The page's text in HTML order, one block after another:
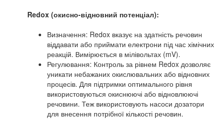
Redox (окисно-відновний потенціал):
Визначення: Redox вказує на здатність речовин
віддавати або приймати електрони під час хімічних
реакцій. Вимірюється в мілівольтах (mV).
Регулювання: Контроль за рівнем Redox дозволяє
уникати небажаних окислювальних або відновних
процесів. Для підтримки оптимального рівня
використовуються окиснюючі або відновлюючі
речовини. Теж використовують насоси дозатори
для внесення потрібної кількості речовин.